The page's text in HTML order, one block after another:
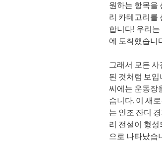
원하는 항목을
리 카테고리를
합니다! 우리
에 도착했습니
그래서 모든
된 것처럼 보
씨에는 운동장
습니다. 이 새
는 인조 잔디
리 전설이 형
으로 나타났습